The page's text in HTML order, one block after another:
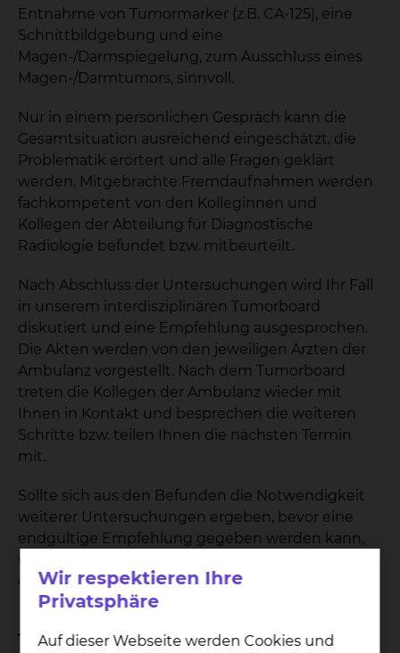
Entnahme von Tumormarker (z.B. CA-125), eine
Schnittbildgebung und eine
Magen-/Darmspiegelung, zum Ausschluss eines
Magen-/Darmtumors, sinnvoll.
Nur in einem persönlichen Gespräch kann die
Gesamtsituation ausreichend eingeschätzt, die
Problematik erörtert und alle Fragen geklärt
werden. Mitgebrachte Fremdaufnahmen werden
fachkompetent von den Kolleginnen und
Kollegen der Abteilung für Diagnostische
Radiologie befundet bzw. mitbeurteilt.
Nach Abschluss der Untersuchungen wird Ihr Fall
in unserem interdisziplinären Tumorboard
diskutiert und eine Empfehlung ausgesprochen.
Die Akten werden von den jeweiligen Ärzten der
Ambulanz vorgestellt. Nach dem Tumorboard
treten die Kollegen der Ambulanz wieder mit
Ihnen in Kontakt und besprechen die weiteren
Schritte bzw. teilen Ihnen die nächsten Termin
mit.
Sollte sich aus den Befunden die Notwendigkeit
weiterer Untersuchungen ergeben, bevor eine
endgültige Empfehlung gegeben werden kann,
werden wir mit Ihnen alle weiteren
diagnostischen Schritte vereinbaren.
Therapie & Verfahren
Wir respektieren Ihre
Privatsphäre
Auf dieser Webseite werden Cookies und